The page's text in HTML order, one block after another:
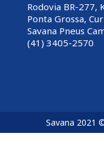
Rodovia BR-277,
Ponta Grossa,
Savana Pneus
(41) 3405-2570
Savana 2021